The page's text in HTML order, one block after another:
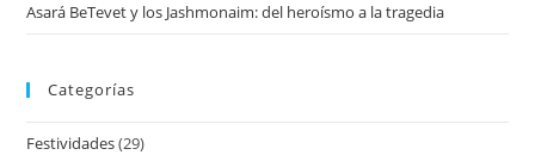
Asará BeTevet y los Jashmonaim: del heroísmo a la tragedia
Categorías
Festividades(29)